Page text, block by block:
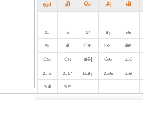
ஞா தி் செ அ வி
௨
௩ ௪ ௫ ௬
௯
௰ ௰௧ ௰௨ ௰௩
௰௬
௰௭ ௰௮ ௰௯ ௨௰
௨௩
௨௪ ௨௫ ௨௬ ௨௭
௩௰
௩௧